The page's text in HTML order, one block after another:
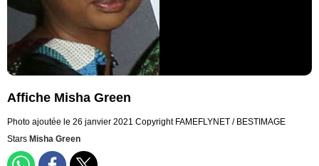
Affiche Misha Green
Photo ajoutée le 26 janvier 2021 Copyright FAMEFLYNET / BESTIMAGE
Stars Misha Green